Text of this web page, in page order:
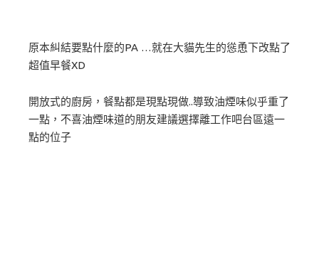
原本糾結要點什麼的PA …就在大貓先生的慫恿下改點了
超值早餐XD
開放式的廚房，餐點都是現點現做..導致油煙味似乎重了
一點，不喜油煙味道的朋友建議選擇離工作吧台區遠一
點的位子